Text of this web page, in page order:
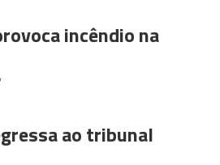
incêndio na
ao tribunal